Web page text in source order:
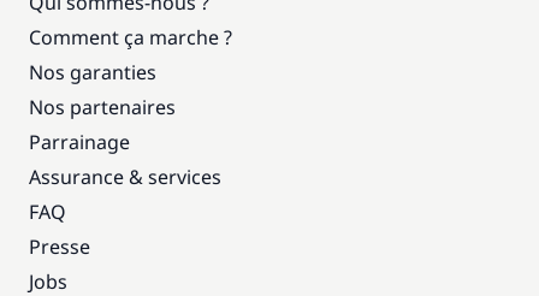
Comment ça marche ?
Nos garanties
Nos partenaires
Parrainage
Assurance & services
FAQ
Presse
Jobs